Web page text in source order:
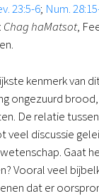
23:5-6; Num.
Chag haMatsot,
kenmerk van
ongezuurd
De relatie
veel discussie
Gaat
Vooral veel
dat er